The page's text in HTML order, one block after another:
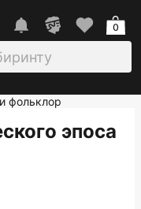
0
фольклор
эпоса